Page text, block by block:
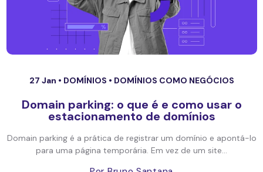
27 Jan • DOMÍNIOS • DOMÍNIOS COMO NEGÓCIOS
Domain parking: o que é e como usar o
estacionamento de domínios
Domain parking é a prática de registrar um domínio e apontá-lo
para uma página temporária. Em vez de um site...